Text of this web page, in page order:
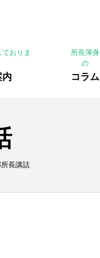
おりま
内
所長渾身
の
コラム
長講話